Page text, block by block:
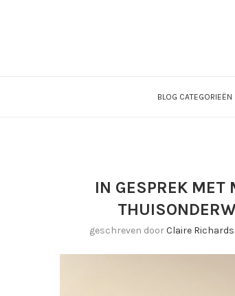
BLOG CATEGORIEËN
IN GESPREK MET
geschreven doorClaire